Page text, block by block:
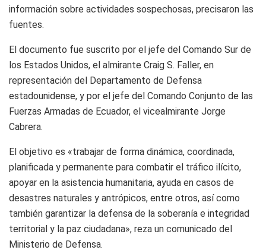
información sobre actividades sospechosas, precisaron las
fuentes.
El documento fue suscrito por el jefe del Comando Sur de
los Estados Unidos, el almirante Craig S. Faller, en
representación del Departamento de Defensa
estadounidense, y por el jefe del Comando Conjunto de las
Fuerzas Armadas de Ecuador, el vicealmirante Jorge
Cabrera.
El objetivo es «trabajar de forma dinámica, coordinada,
planificada y permanente para combatir el tráfico ilícito,
apoyar en la asistencia humanitaria, ayuda en casos de
desastres naturales y antrópicos, entre otros, así como
también garantizar la defensa de la soberanía e integridad
territorial y la paz ciudadana», reza un comunicado del
Ministerio de Defensa.